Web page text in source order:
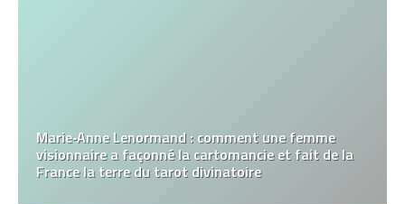
Marie‑Anne Lenormand : comment une femme
visionnaire a façonné la cartomancie et fait de la
France la terre du tarot divinatoire